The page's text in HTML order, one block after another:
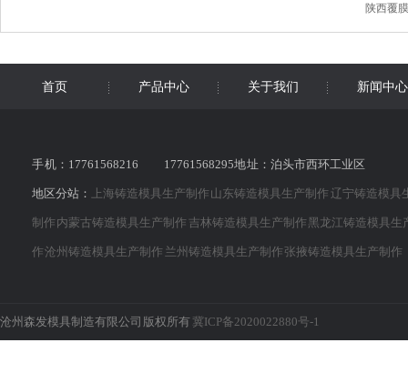
陕西覆
首页 产品中心 关于我们 新闻中心
手 机：17761568216 17761568295地 址：泊头市西环工业区
地区分站： 上海铸造模具生产制作山东铸造模具生产制作 辽宁铸造模具
制作内蒙古铸造模具生产制作吉林铸造模具生产制作黑龙江铸造模具生
作沧州铸造模具生产制作 兰州铸造模具生产制作张掖铸造模具生产制作
沧州森发模具制造有限公司 版权所有冀ICP备2020022880号-1